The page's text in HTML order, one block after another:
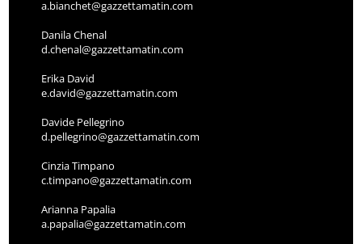
a.bianchet@gazzettamatin.com
Danila Chenal
d.chenal@gazzettamatin.com
Erika David
e.david@gazzettamatin.com
Davide Pellegrino
d.pellegrino@gazzettamatin.com
Cinzia Timpano
c.timpano@gazzettamatin.com
Arianna Papalia
a.papalia@gazzettamatin.com